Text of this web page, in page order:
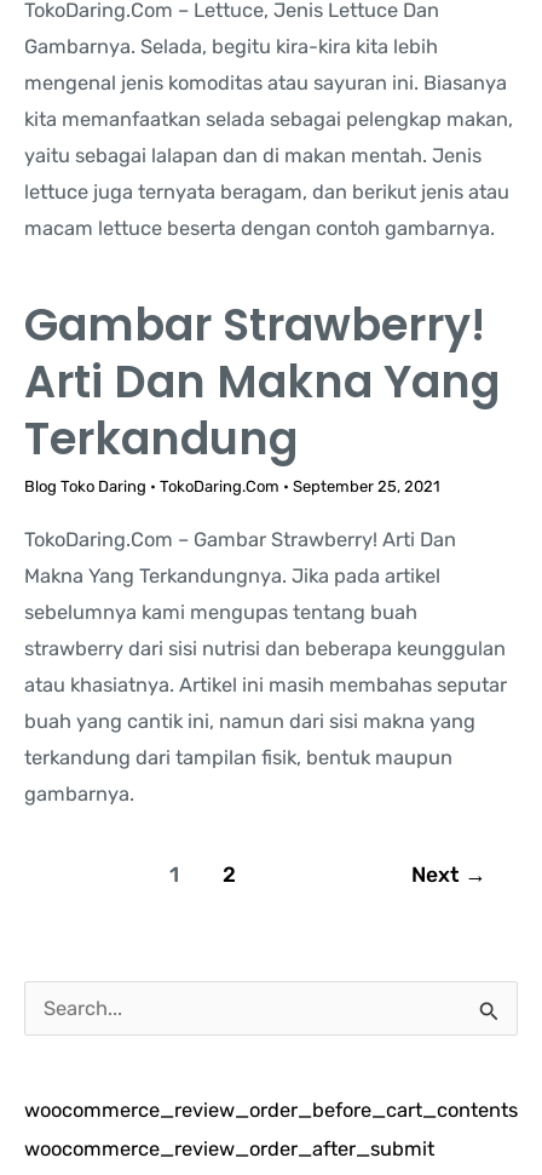
TokoDaring.Com – Lettuce, Jenis Lettuce Dan
Gambarnya. Selada, begitu kira-kira kita lebih
mengenal jenis komoditas atau sayuran ini. Biasanya
kita memanfaatkan selada sebagai pelengkap makan,
yaitu sebagai lalapan dan di makan mentah. Jenis
lettuce juga ternyata beragam, dan berikut jenis atau
macam lettuce beserta dengan contoh gambarnya.
Gambar Strawberry!
Arti Dan Makna Yang
Terkandung
Blog Toko Daring • TokoDaring.Com • September 25, 2021
TokoDaring.Com – Gambar Strawberry! Arti Dan
Makna Yang Terkandungnya. Jika pada artikel
sebelumnya kami mengupas tentang buah
strawberry dari sisi nutrisi dan beberapa keunggulan
atau khasiatnya. Artikel ini masih membahas seputar
buah yang cantik ini, namun dari sisi makna yang
terkandung dari tampilan fisik, bentuk maupun
gambarnya.
1 2 Next →
a
i
u
woocommerce_review_order_before_cart_contents
woocommerce_review_order_after_submit